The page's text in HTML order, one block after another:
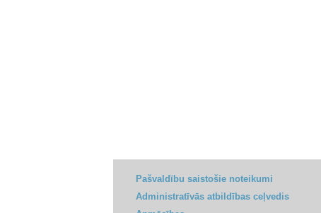
Pašvaldību saistošie noteikumi
Administratīvās atbildības ceļvedis